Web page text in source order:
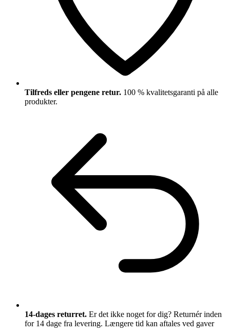
Tilfreds eller pengene retur. 100 % kvalitetsgaranti på alle
produkter.
14-dages returret. Er det ikke noget for dig? Returnér inden
for 14 dage fra levering. Længere tid kan aftales ved gaver